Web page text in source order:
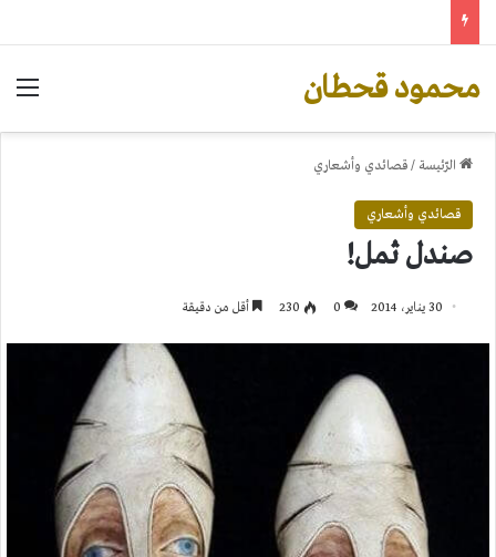
محمود قحطان
الرّئيسة /قصائدي وأشعاري
قصائدي وأشعاري
صندل ثمل!
30 يناير، 2014 0
230 أقل من دقيقة